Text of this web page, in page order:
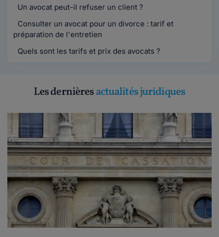
Un avocat peut-il refuser un client ?
Consulter un avocat pour un divorce : tarif et
préparation de l'entretien
Quels sont les tarifs et prix des avocats ?
Les dernièresactualités juridiques